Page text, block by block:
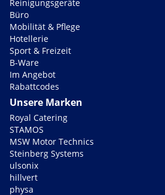
Reinigungsgeräte
Büro
Mobilität & Pflege
Hotellerie
Sport & Freizeit
B-Ware
Im Angebot
Rabattcodes
Unsere Marken
Royal Catering
STAMOS
MSW Motor Technics
Steinberg Systems
ulsonix
hillvert
physa